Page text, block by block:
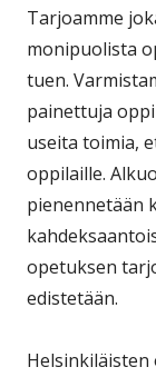
Tarjoamme
monipuolista
tuen.
painettuja
useita toimia,
oppilaille.
pienennetään
opetuksen
edistetään.